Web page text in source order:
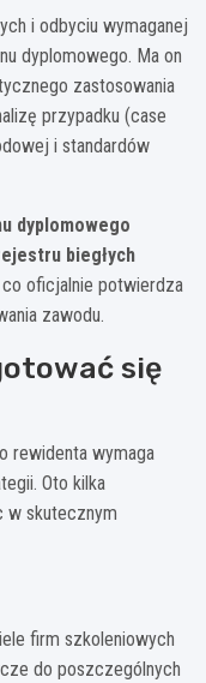
i odbyciu wymaganej
dyplomowego. Ma on
zastosowania
przypadku (case
i standardów
dyplomowego
biegłych
oficjalnie potwierdza
zawodu.
się
rewidenta wymaga
Oto kilka
w skutecznym
firm szkoleniowych
do poszczególnych